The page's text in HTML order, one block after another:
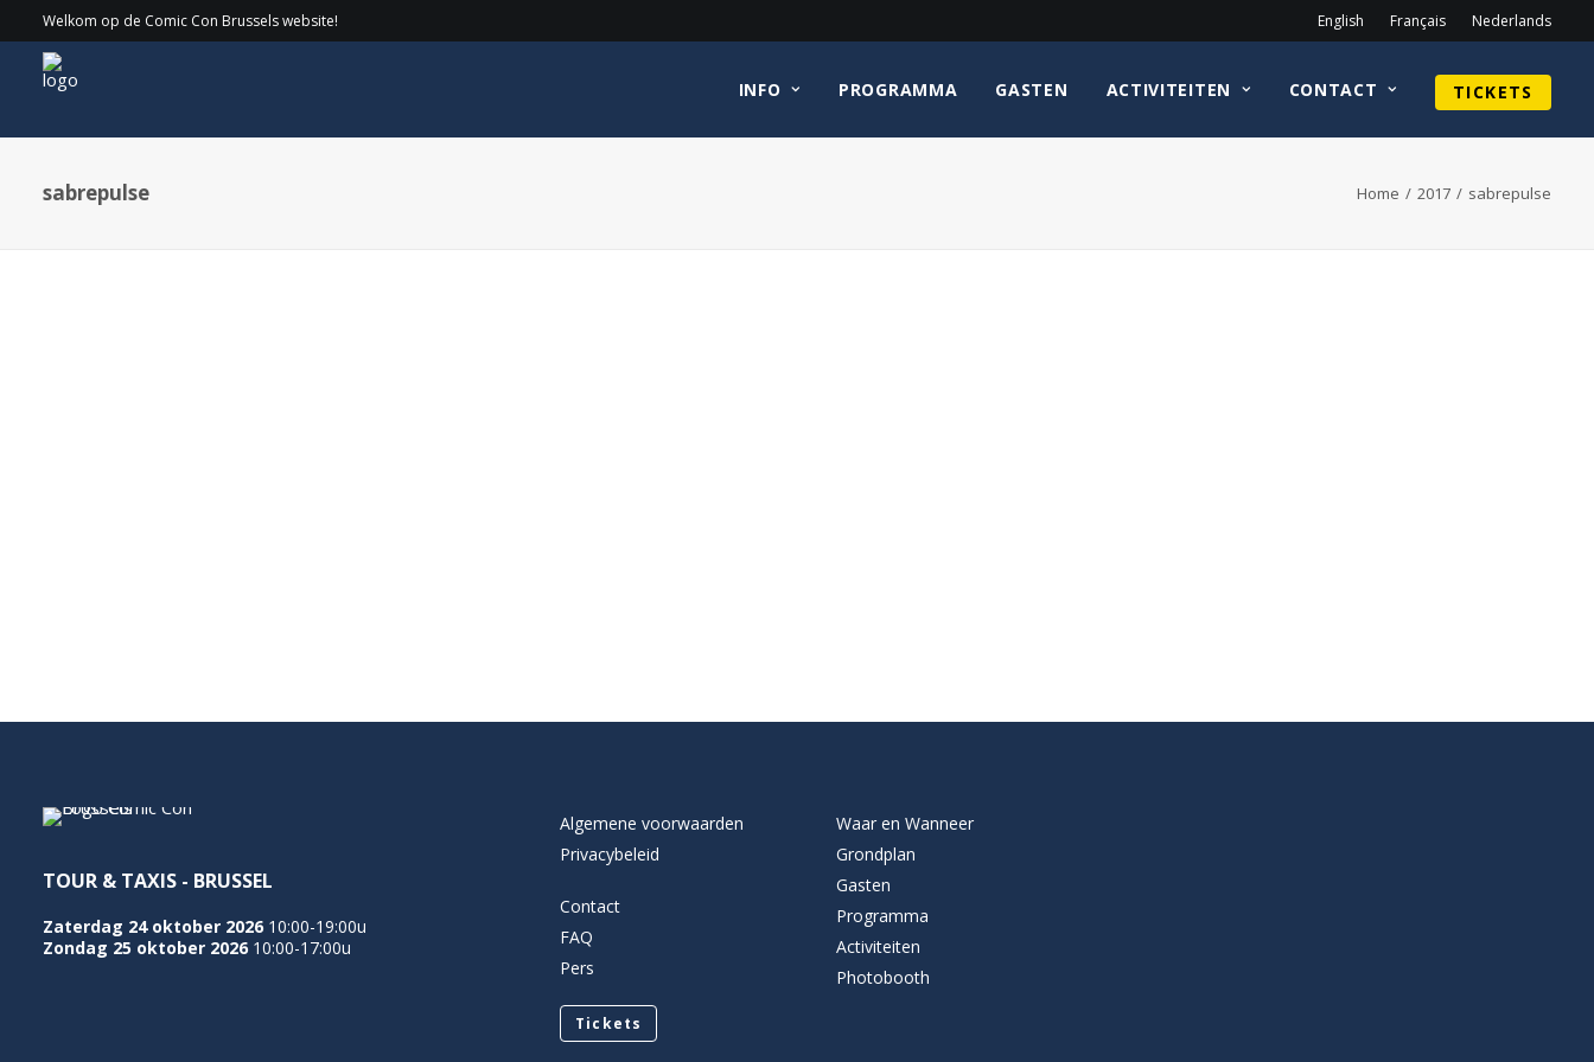
Welkom op de Comic Con Brussels website! English Français Nederlands
INFO PROGRAMMA GASTEN ACTIVITEITEN CONTACT TICKETS
sabrepulse Home 2017 sabrepulse
TOUR & TAXIS - BRUSSEL
Zaterdag 24 oktober 2026 10:00-19:00u
Zondag 25 oktober 2026 10:00-17:00u
Algemene voorwaarden
Privacybeleid
Contact
FAQ
Pers
Tickets
Waar en Wanneer
Grondplan
Gasten
Programma
Activiteiten
Photobooth